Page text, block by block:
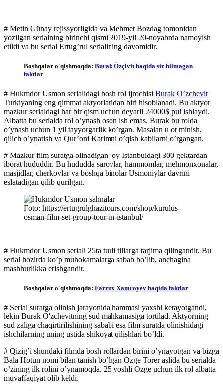
# Metin Günay rejissyorligida va Mehmet Bozdag tomonidan
yozilgan serialning birinchi qismi 2019-yil 20-noyabrda namoyish
etildi va bu serial Ertug’rul serialining davomidir.
Boshqalar o'qishmoqda: Burak Özçivit haqida siz bilmagan
faktlar
# Hukmdor Usmon serialidagi bosh rol ijrochisi Burak O’zchevit
Turkiyaning eng qimmat aktyorlaridan biri hisoblanadi. Bu aktyor
mazkur serialdagi har bir qism uchun deyarli 24000$ pul ishlaydi.
Albatta bu serialda rol o’ynash oson ish emas. Burak bu rolda
o’ynash uchun 1 yil tayyorgarlik ko’rgan. Masalan u ot minish,
qilich o’ynatish va Qur’oni Karimni o’qish kabilarni o’rgangan.
# Mazkur film suratga olinadigan joy Istanbuldagi 300 gektardan
iborat hududdir. Bu hududda saroylar, hammomlar, mehmonxonalar,
masjidlar, cherkovlar va boshqa binolar Usmoniylar davrini
eslatadigan qilib qurilgan.
Foto: https://ertugrulghazitours.com/shop/kurulus-
osman-film-set-group-tour-in-istanbul/
# Hukmdor Usmon seriali 25ta turli tillarga tarjima qilingandir. Bu
serial hozirda ko’p muhokamalarga sabab bo’lib, anchagina
mashhurlikka erishgandir.
Boshqalar o'qishmoqda: Farrux Xamroyev haqida faktlar
# Serial suratga olinish jarayonida hammasi yaxshi ketayotgandi,
lekin Burak O'zchevitning sud mahkamasiga tortilad. Aktyorning
sud zaliga chaqirtirilishining sababi esa film suratda olinishidagi
ishchilarning uning ustida shikoyat qilishlari bo’ldi.
# Qizig’i shundaki filmda bosh rollardan birini o’ynayotgan va bizga
Bala Hotun nomi bilan tanish bo’lgan Ozge Torer aslida bu serialda
o’zining ilk rolini o’ynamoqda. 25 yoshli Ozge uchun ilk rol albatta
muvaffaqiyat olib keldi.